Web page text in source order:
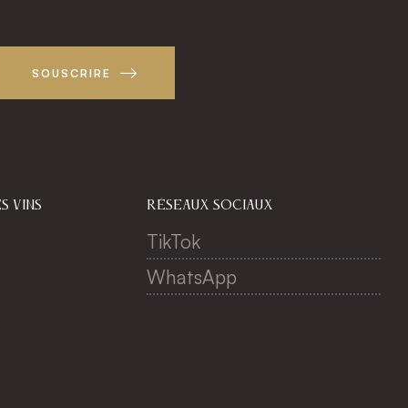
SOUSCRIRE
vins réseaux sociaux
TikTok
WhatsApp